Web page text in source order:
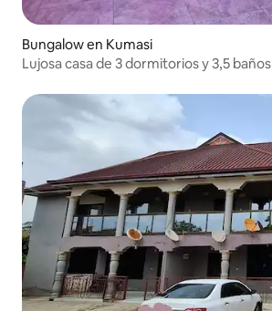
Bungalow en Kumasi
Lujosa casa de 3 dormitorios y 3,5 baños